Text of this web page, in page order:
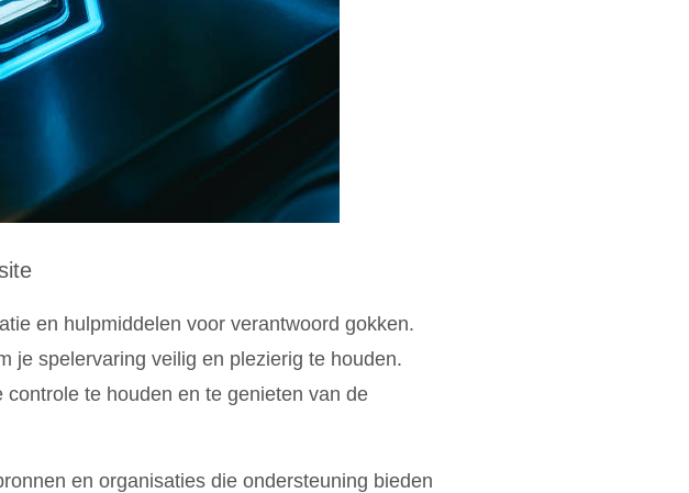
en hulpmiddelen voor verantwoord gokken.
je spelervaring veilig en plezierig te houden.
te houden en te genieten van de
en organisaties die ondersteuning bieden